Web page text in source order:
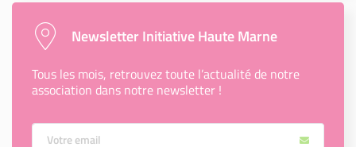
Newsletter Initiative Haute Marne
Tous les mois, retrouvez toute l’actualité de notre
association dans notre newsletter !
Votre Email